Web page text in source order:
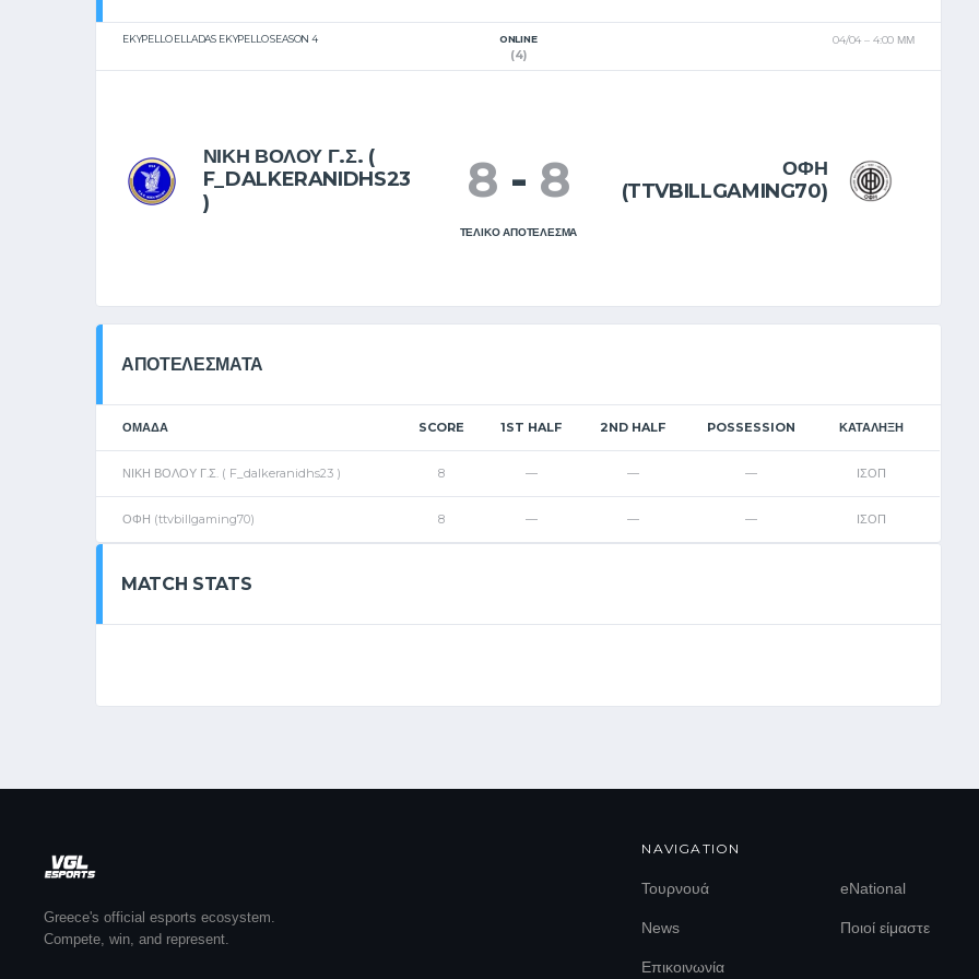
EL EN
EKYPELLO ELLADAS EKYPELLO SEASON 4 ONLINE 04/04
4:00 ΜΜ
(4)
ΝΙΚΗ ΒΟΛΟΥ Γ.Σ. (
F_DALKERANIDHS23
)
ΟΦΗ
(TTVBILLGAMING70)
8 - 8
ΤΕΛΙΚΟ ΑΠΟΤΕΛΕΣΜΑ
ΑΠΟΤΕΛΈΣΜΑΤΑ
ΟΜΑΔΑ SCORE 1ST HALF 2ND HALF POSSESSION ΚΑΤΆΛΗΞΗ
ΝΙΚΗ ΒΟΛΟΥ Γ.Σ. ( F_dalkeranidhs23 ) 8 — — — ΙΣΟΠ
ΟΦΗ (ttvbillgaming70) 8 — — — ΙΣΟΠ
MATCH STATS
Greece's official esports ecosystem.
Compete, win, and represent.
NAVIGATION
Τουρνουά eNational
News Ποιοί είμαστε
Επικοινωνία